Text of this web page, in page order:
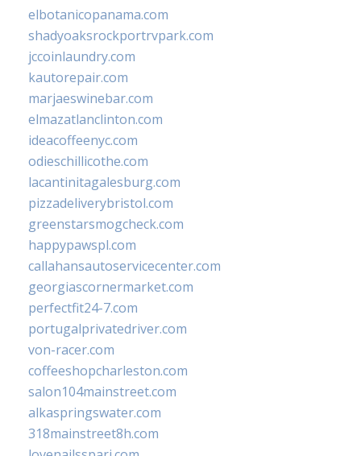
elbotanicopanama.com
shadyoaksrockportrvpark.com
jccoinlaundry.com
kautorepair.com
marjaeswinebar.com
elmazatlanclinton.com
ideacoffeenyc.com
odieschillicothe.com
lacantinitagalesburg.com
pizzadeliverybristol.com
greenstarsmogcheck.com
happypawspl.com
callahansautoservicecenter.com
georgiascornermarket.com
perfectfit24-7.com
portugalprivatedriver.com
von-racer.com
coffeeshopcharleston.com
salon104mainstreet.com
alkaspringswater.com
318mainstreet8h.com